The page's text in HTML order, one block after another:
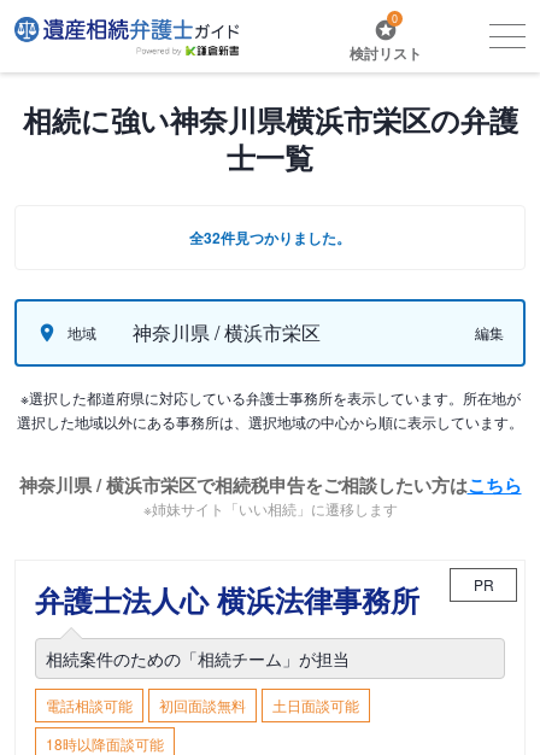
0
検討リスト
相続に強い神奈川県横浜市栄区の弁護
士一覧
全32件見つかりました。
地域 神奈川県 / 横浜市栄区 編集
※選択した都道府県に対応している弁護士事務所を表示しています。所在地が
選択した地域以外にある事務所は、選択地域の中心から順に表示しています。
神奈川県 / 横浜市栄区で相続税申告をご相談したい方はこちら
※姉妹サイト「いい相続」に遷移します
弁護士法人心 横浜法律事務所 PR
相続案件のための「相続チーム」が担当
電話相談可能 初回面談無料
土日面談可能
18時以降面談可能